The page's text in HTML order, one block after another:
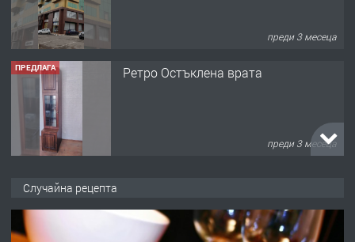
преди 3 месеца
ПРЕДЛАГА Ретро Остъклена врата
преди 3 месеца
Случайна рецепта